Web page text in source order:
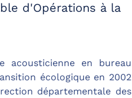
d'Opérations à la
acousticienne en bureau
écologique en 2002
départementale des